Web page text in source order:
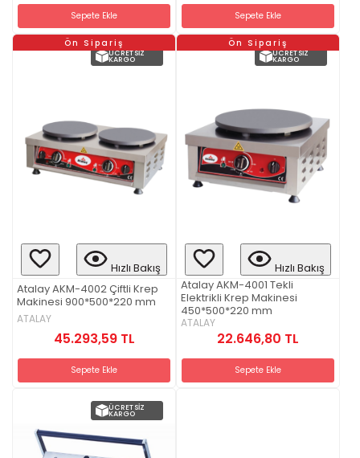
Sepete Ekle Sepete Ekle
Ön Sipariş
ÜCRETSIZ
KARGO
Hızlı Bakış
Atalay AKM-4002 Çiftli Krep
Makinesi 900*500*220 mm
ATALAY
45.293,59 TL
Sepete Ekle
Ön Sipariş
ÜCRETSIZ
KARGO
Hızlı Bakış
Atalay AKM-4001 Tekli
Elektrikli Krep Makinesi
450*500*220 mm
ATALAY
22.646,80 TL
Sepete Ekle
ÜCRETSIZ
KARGO